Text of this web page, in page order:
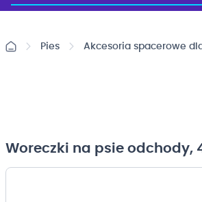
Pies Akcesoria spacerowe
Woreczki na psie odchody,
Przejdź